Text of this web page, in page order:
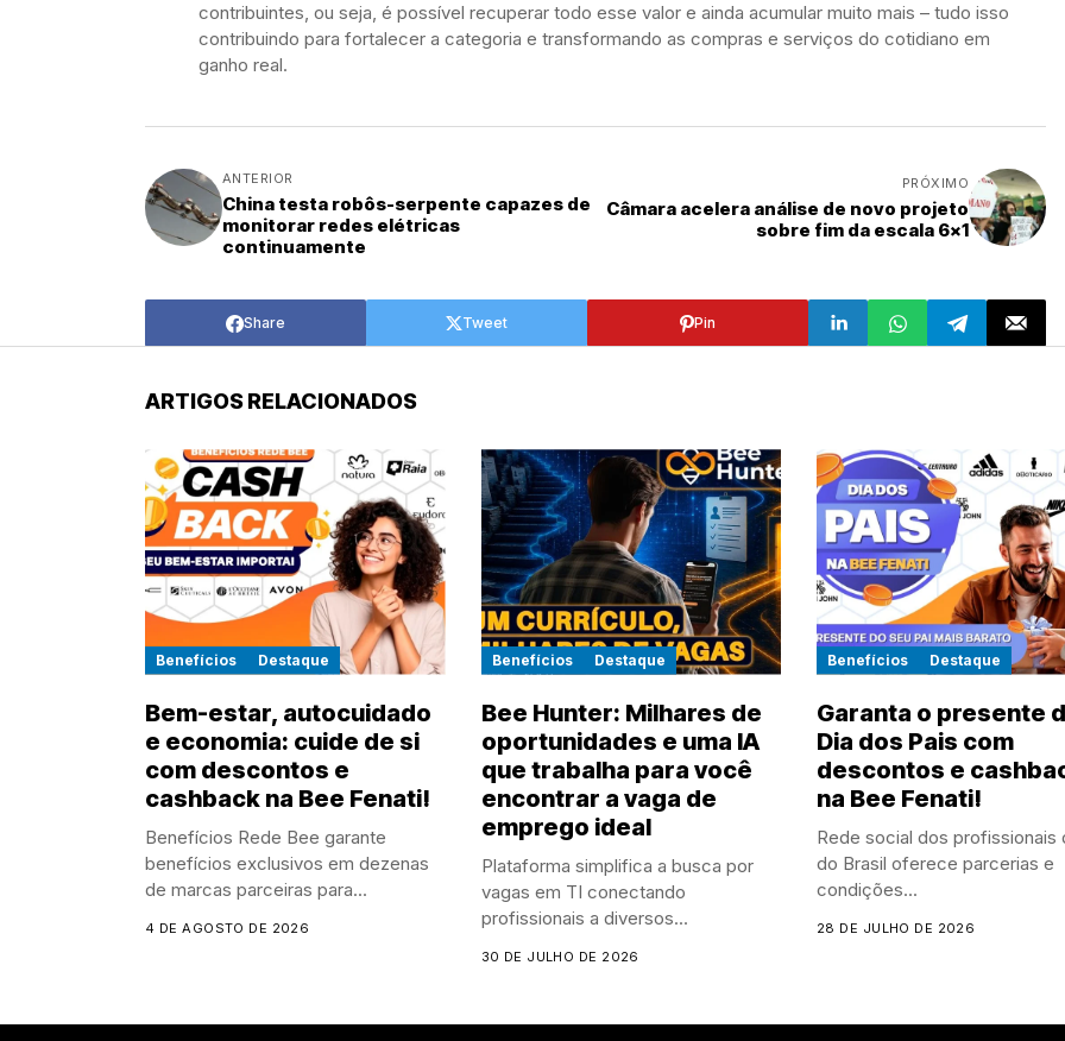
contribuintes, ou seja, é possível recuperar todo esse valor e ainda acumular muito mais – tudo isso
contribuindo para fortalecer a categoria e transformando as compras e serviços do cotidiano em
ganho real.
ANTERIOR
China testa robôs-serpente capazes de
monitorar redes elétricas
continuamente
PRÓXIMO
Câmara acelera análise de novo projeto
sobre fim da escala 6x1
Share Tweet Pin
ARTIGOS RELACIONADOS
Benefícios Destaque
Bem-estar, autocuidado
e economia: cuide de si
com descontos e
cashback na Bee Fenati!
Benefícios Rede Bee garante
benefícios exclusivos em dezenas
de marcas parceiras para...
4 DE AGOSTO DE 2026
Benefícios Destaque
Bee Hunter: Milhares de
oportunidades e uma IA
que trabalha para você
encontrar a vaga de
emprego ideal
Plataforma simplifica a busca por
vagas em TI conectando
profissionais a diversos...
30 DE JULHO DE 2026
Benefícios Destaque
Garanta o presente
Dia dos Pais com
descontos e
na Bee Fenati!
Rede social dos profissionais
do Brasil oferece parcerias e
condições...
28 DE JULHO DE 2026